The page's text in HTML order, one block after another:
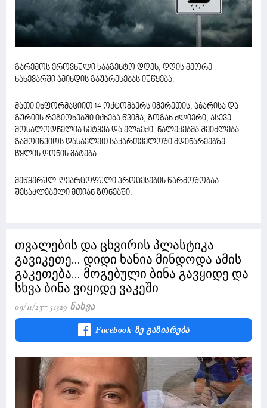
გარემოს ეროვნული სააგენტო დღეს, დღის მეორე
ნახევარში ამინდის გაუარესებას იუწყება.
მათი ინფორმაციით 14 ოქტომბერს იმერეთის, აჭარისა და
გურიის რეგიონებში იქნება წვიმა, ზოგან ძლიერი, ასევე
მოსალოდნელია სეტყვა და ელჭექი. ნალექებმა შეიძლება
გამოიწვიოს დასავლეთ საქართველოში მდინარეებზე
წყლის დონის მატება.
მეწყერულ-ღვარცოფული პროცესების წარმოშობაა
შესაძლებელი მთიან ზონებში.
თვალების და ცხვირის პლასტიკა
გავიკეთე... დიდი ხანია მინდოდა ამის
გაკეთება... მოგებული ბინა გავყიდე და
სხვა ბინა ვიყიდე ვაკეში
09/11/23 51329 Ნახვა
Facebook-Ზე Გაზიარება